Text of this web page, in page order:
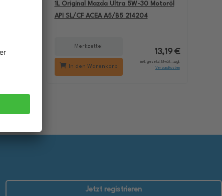
€
1L Original Mazda Ultra 5W-30 Motoröl
API SL/CF ACEA A5/B5 214204
Merkzettel
In den Warenkorb
13,19 €
inkl. gesetzl. MwSt., zzgl.
Versandkosten
Jetzt registrieren